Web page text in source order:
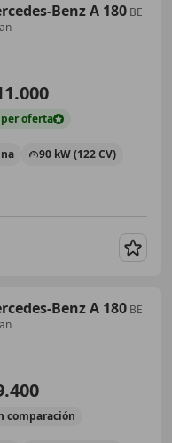
Benz A 180 BE
oferta
90 kW (122 CV)
Benz A 180 BE
comparación